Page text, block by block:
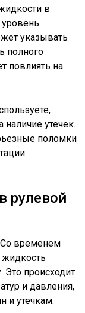
в
уровень
указывать
полного
повлиять на
утечек.
поломки
рулевой
временем
Это происходит
и давления,
и утечкам.